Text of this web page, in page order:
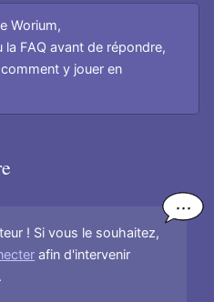
Worium,
la FAQ avant de répondre,
y jouer en
! Si vous le souhaitez,
afin d'intervenir